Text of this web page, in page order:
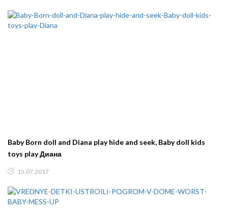
Baby Born doll and Diana play hide and seek, Baby doll kids
toys play Диана
15.07.2017